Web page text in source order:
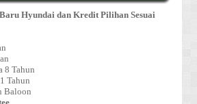
Hyundai dan Kredit Pilihan Sesuai
8 Tahun
Tahun
Baloon